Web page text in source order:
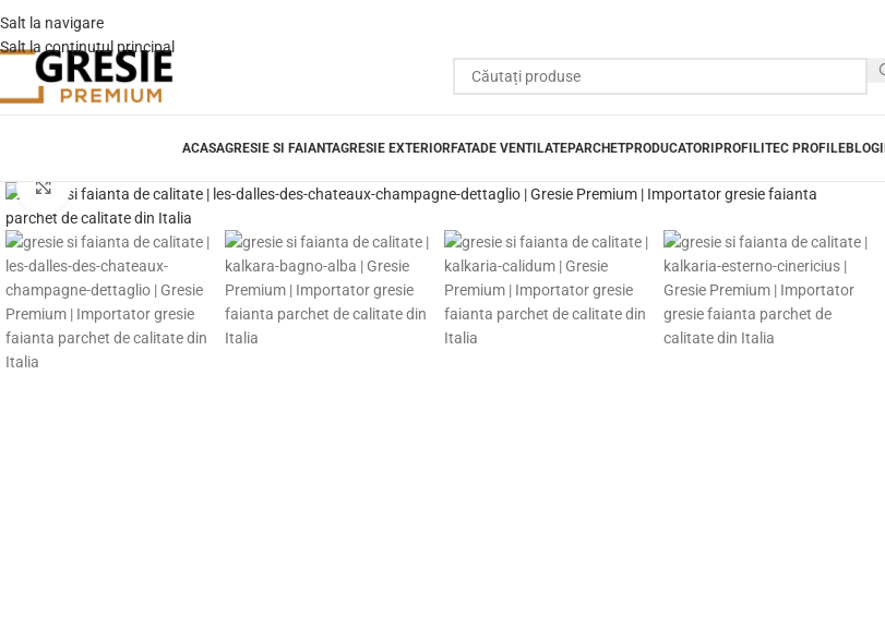
Salt la navigare
Salt la conținutul principal
ACASAGRESIE SI FAIANTAGRESIE EXTERIORFATADE VENTILATEPARCHETPRODUCATORI PROFILITEC PROFILEBLOG
Fă clic pentru a mări